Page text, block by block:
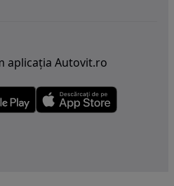
aplicația Autovit.ro